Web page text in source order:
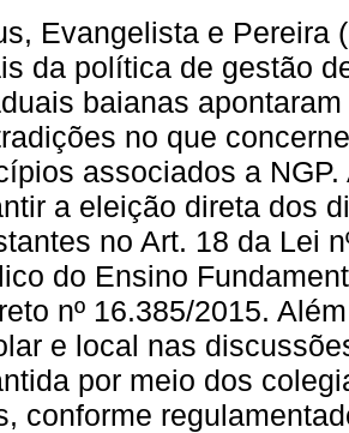
Evangelista e Pereira
da política de gestão
baianas
no que
associados a
a eleição direta dos
no Art. 18 da Lei
do Ensino
nº 16.385/2015.
e local nas
por meio dos
conforme